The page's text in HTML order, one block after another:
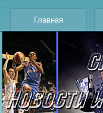
Главная